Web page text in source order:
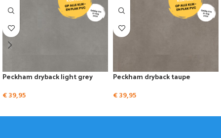
Peckham dryback light grey
€39,95
Peckham dryback taupe
€39,95